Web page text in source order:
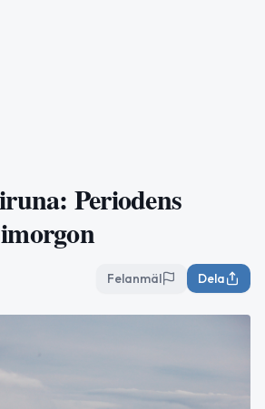
Periodens
Felanmäl Dela